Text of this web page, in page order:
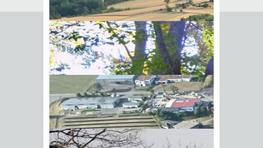
Das Grundbuch ist ein Register, das im
Interesse des Rechtsverkehrs die
Rechtsverhältnisse an einem
Grundstück offenlegt. Dies umfasst die
Eigentumsverhältnisse, aber auch die
dinglichen Belastungen (zum Beispiel
Dienstbarkeiten, Grundpfandrechte)
oder sogenannte Vormerkungen, mit
denen etwa ein Anspruch auf
Eigentumsübertragung im Grundbuch
gesichert wird. Bis auf wenige